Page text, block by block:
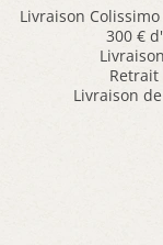
Livraison
300 €
Retrait
Livraison